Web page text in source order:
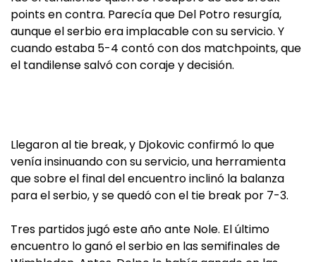
points en contra. Parecía que Del Potro resurgía,
aunque el serbio era implacable con su servicio. Y
cuando estaba 5-4 contó con dos matchpoints, que
el tandilense salvó con coraje y decisión.
Llegaron al tie break, y Djokovic confirmó lo que
venía insinuando con su servicio, una herramienta
que sobre el final del encuentro inclinó la balanza
para el serbio, y se quedó con el tie break por 7-3.
Tres partidos jugó este año ante Nole. El último
encuentro lo ganó el serbio en las semifinales de